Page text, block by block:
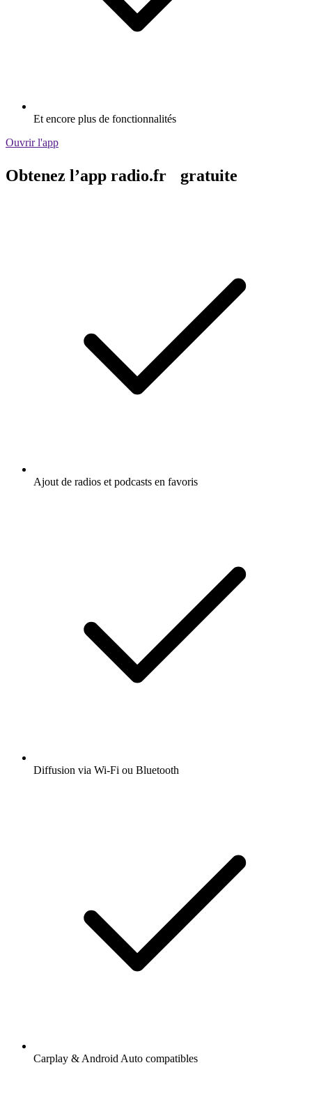
Et encore plus de fonctionnalités
Ouvrir l'app
Obtenez l’app radio.fr gratuite
Ajout de radios et podcasts en favoris
Diffusion via Wi-Fi ou Bluetooth
Carplay & Android Auto compatibles